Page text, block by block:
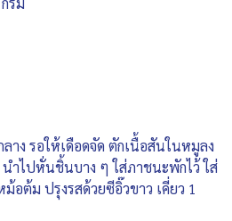
าง รอให้เดือดจัด ตักเนื้อสันในหมูลง
ไปหั่นชิ้นบาง ๆ ใส่ภาชนะพักไว้ ใส่
อต้ม ปรุงรสด้วยซีอิ๊วขาว เคี่ยว 1